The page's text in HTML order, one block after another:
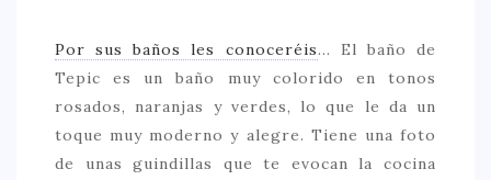
Por sus baños les conoceréis… El baño de
Tepic es un baño muy colorido en tonos
rosados, naranjas y verdes, lo que le da un
toque muy moderno y alegre. Tiene una foto
de unas guindillas que te evocan la cocina